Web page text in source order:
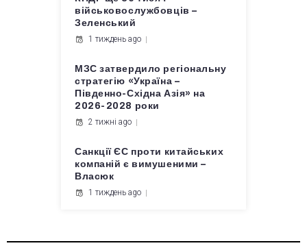
військовослужбовців –
Зеленський
1 тиждень ago
МЗС затвердило регіональну
стратегію «Україна –
Південно-Східна Азія» на
2026-2028 роки
2 тижні ago
Санкції ЄС проти китайських
компаній є вимушеними –
Власюк
1 тиждень ago